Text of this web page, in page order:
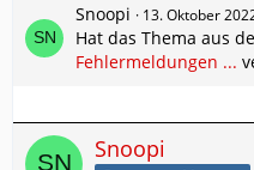
Snoopi 13. Oktober
Hat das Thema aus
Fehlermeldungen ...
Snoopi